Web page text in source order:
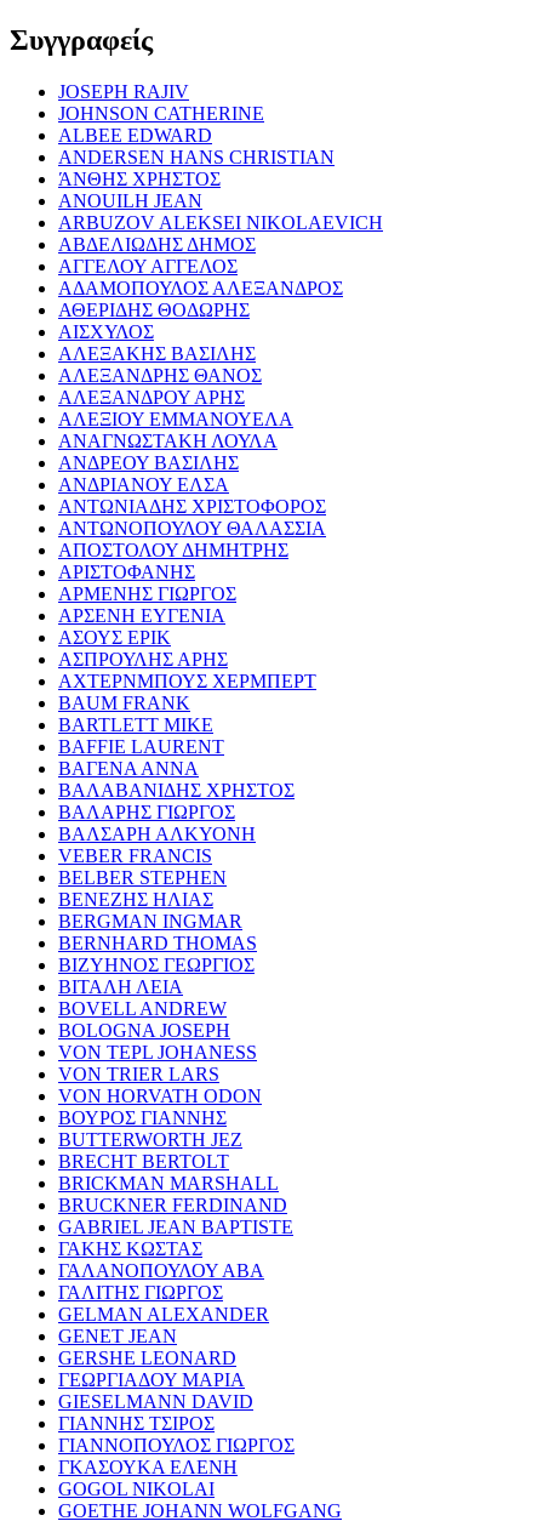
Συγγραφείς
JOSEPH RAJIV
JOHNSON CATHERINE
ALBEE EDWARD
ANDERSEN HANS CHRISTIAN
ΆΝΘΗΣ ΧΡΗΣΤΟΣ
ANOUILH JEAN
ARBUZOV ALEKSEI NIKOLAEVICH
ΑΒΔΕΛΙΩΔΗΣ ΔΗΜΟΣ
ΑΓΓΕΛΟΥ ΑΓΓΕΛΟΣ
ΑΔΑΜΟΠΟΥΛΟΣ ΑΛΕΞΑΝΔΡΟΣ
ΑΘΕΡΙΔΗΣ ΘΟΔΩΡΗΣ
ΑΙΣΧΥΛΟΣ
ΑΛΕΞΑΚΗΣ ΒΑΣΙΛΗΣ
ΑΛΕΞΑΝΔΡΗΣ ΘΑΝΟΣ
ΑΛΕΞΑΝΔΡΟΥ ΑΡΗΣ
ΑΛΕΞΙΟΥ ΕΜΜΑΝΟΥΕΛΑ
ΑΝΑΓΝΩΣΤΑΚΗ ΛΟΥΛΑ
ΑΝΔΡΕΟΥ ΒΑΣΙΛΗΣ
ΑΝΔΡΙΑΝΟΥ ΕΛΣΑ
ΑΝΤΩΝΙΑΔΗΣ ΧΡΙΣΤΟΦΟΡΟΣ
ΑΝΤΩΝΟΠΟΥΛΟΥ ΘΑΛΑΣΣΙΑ
ΑΠΟΣΤΟΛΟΥ ΔΗΜΗΤΡΗΣ
ΑΡΙΣΤΟΦΑΝΗΣ
ΑΡΜΕΝΗΣ ΓΙΩΡΓΟΣ
ΑΡΣΕΝΗ ΕΥΓΕΝΙΑ
ΑΣΟΥΣ ΕΡΙΚ
ΑΣΠΡΟΥΛΗΣ ΑΡΗΣ
ΑΧΤΕΡΝΜΠΟΥΣ ΧΕΡΜΠΕΡΤ
BAUM FRANK
BARTLETT MIKE
BAFFIE LAURENT
ΒΑΓΕΝΑ ΑΝΝΑ
ΒΑΛΑΒΑΝΙΔΗΣ ΧΡΗΣΤΟΣ
ΒΑΛΑΡΗΣ ΓΙΩΡΓΟΣ
ΒΑΛΣΑΡΗ ΑΛΚΥΟΝΗ
VEBER FRANCIS
BELBER STEPHEN
ΒΕΝΕΖΗΣ ΗΛΙΑΣ
BERGMAN INGMAR
BERNHARD THOMAS
ΒΙΖΥΗΝΟΣ ΓΕΩΡΓΙΟΣ
ΒΙΤΑΛΗ ΛΕΙΑ
BOVELL ANDREW
BOLOGNA JOSEPH
VON TEPL JOHANESS
VON TRIER LARS
VON HORVATH ODON
ΒΟΥΡΟΣ ΓΙΑΝΝΗΣ
BUTTERWORTH JEZ
BRECHT BERTOLT
BRICKMAN MARSHALL
BRUCKNER FERDINAND
GABRIEL JEAN BAPTISTE
ΓΑΚΗΣ ΚΩΣΤΑΣ
ΓΑΛΑΝΟΠΟΥΛΟΥ ΑΒΑ
ΓΑΛΙΤΗΣ ΓΙΩΡΓΟΣ
GELMAN ALEXANDER
GENET JEAN
GERSHE LEONARD
ΓΕΩΡΓΙΑΔΟΥ ΜΑΡΙΑ
GIESELMANN DAVID
ΓΙΑΝΝΗΣ ΤΣΙΡΟΣ
ΓΙΑΝΝΟΠΟΥΛΟΣ ΓΙΩΡΓΟΣ
ΓΚΑΣΟΥΚΑ ΕΛΕΝΗ
GOGOL NIKOLAI
GOETHE JOHANN WOLFGANG